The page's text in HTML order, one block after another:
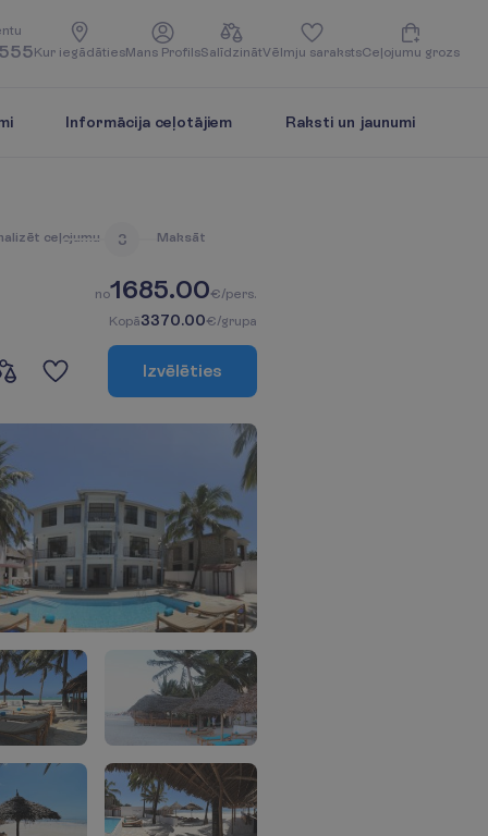
ntu
Kur iegādātiesMans ProfilsSalīdzinātVēlmju sarakstsCeļojumu grozs
Informācija ceļotājiem Raksti un jaunumi
alizēt ceļojumu 3 Maksāt
no1685.00€/pers.
Kopā3370.00€/grupa
Izvēlēties